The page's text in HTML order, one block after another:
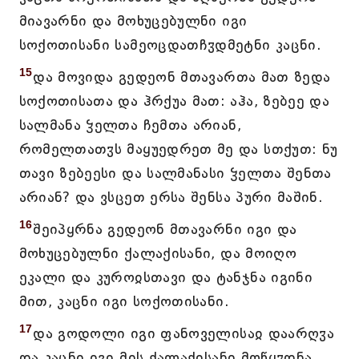
მიავარნი და მოხუცებულნი იგი
სოქოთისანი სამეოცდათჩჳდმეტნი კაცნი.
15და მოვიდა გედეონ მთავართა მათ ზედა
სოქოთისათა და ჰრქუა მათ: აჰა, ზებეე და
სალმანა ჴელთა ჩემთა არიან,
რომელთათჳს მაყუედრეთ მე და სთქუთ: ნუ
თავი ზებეესი და სალმანასი ჴელთა შენთა
არიან? და ვსცეთ ერსა შენსა პური მაშინ.
16შეიპყრნა გედეონ მთავარნი იგი და
მოხუცებულნი ქალაქისანი, და მოიღო
ეკალი და კუროჲსთავი და ტანჯნა იგინი
მით, კაცნი იგი სოქოთისანი.
17და გოდოლი იგი ფანოველისაჲ დაარღჳა